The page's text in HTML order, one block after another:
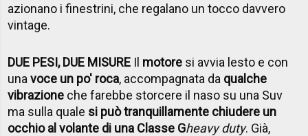
azionano i finestrini, che regalano un tocco davvero
vintage.
DUE PESI, DUE MISURE Il motore si avvia lesto e con
unavoce un po' roca, accompagnata da qualche
vibrazione che farebbe storcere il naso su una Suv
ma sulla quale si può tranquillamente chiudere un
occhio al volante di una Classe Gheavy duty. Già,